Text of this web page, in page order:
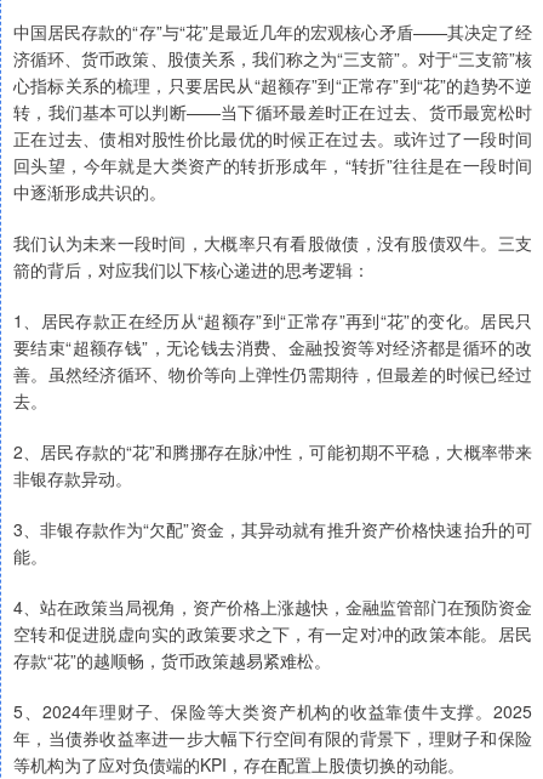
中国居民存款的“存”与“花”是最近几年的宏观核心矛盾——其决定了经
济循环、货币政策、股债关系，我们称之为“三支箭”。对于“三支箭”核
心指标关系的梳理，只要居民从“超额存”到“正常存”到“花”的趋势不逆
转，我们基本可以判断——当下循环最差时正在过去、货币最宽松时
正在过去、债相对股性价比最优的时候正在过去。或许过了一段时间
回头望，今年就是大类资产的转折形成年，“转折”往往是在一段时间
中逐渐形成共识的。
我们认为未来一段时间，大概率只有看股做债，没有股债双牛。三支
箭的背后，对应我们以下核心递进的思考逻辑：
1、居民存款正在经历从“超额存”到“正常存”再到“花”的变化。居民只
要结束“超额存钱”，无论钱去消费、金融投资等对经济都是循环的改
善。虽然经济循环、物价等向上弹性仍需期待，但最差的时候已经过
去。
2、居民存款的“花”和腾挪存在脉冲性，可能初期不平稳，大概率带来
非银存款异动。
3、非银存款作为“欠配”资金，其异动就有推升资产价格快速抬升的可
能。
4、站在政策当局视角，资产价格上涨越快，金融监管部门在预防资金
空转和促进脱虚向实的政策要求之下，有一定对冲的政策本能。居民
存款“花”的越顺畅，货币政策越易紧难松。
5、2024年理财子、保险等大类资产机构的收益靠债牛支撑。2025
年，当债券收益率进一步大幅下行空间有限的背景下，理财子和保险
等机构为了应对负债端的KPI，存在配置上股债切换的动能。